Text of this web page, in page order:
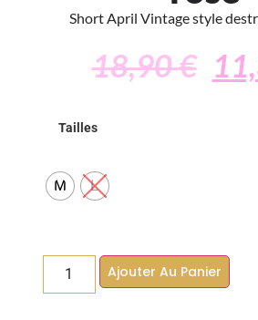
Short April Vintage style
18,90€
Tailles
M L
Ajouter Au Panier